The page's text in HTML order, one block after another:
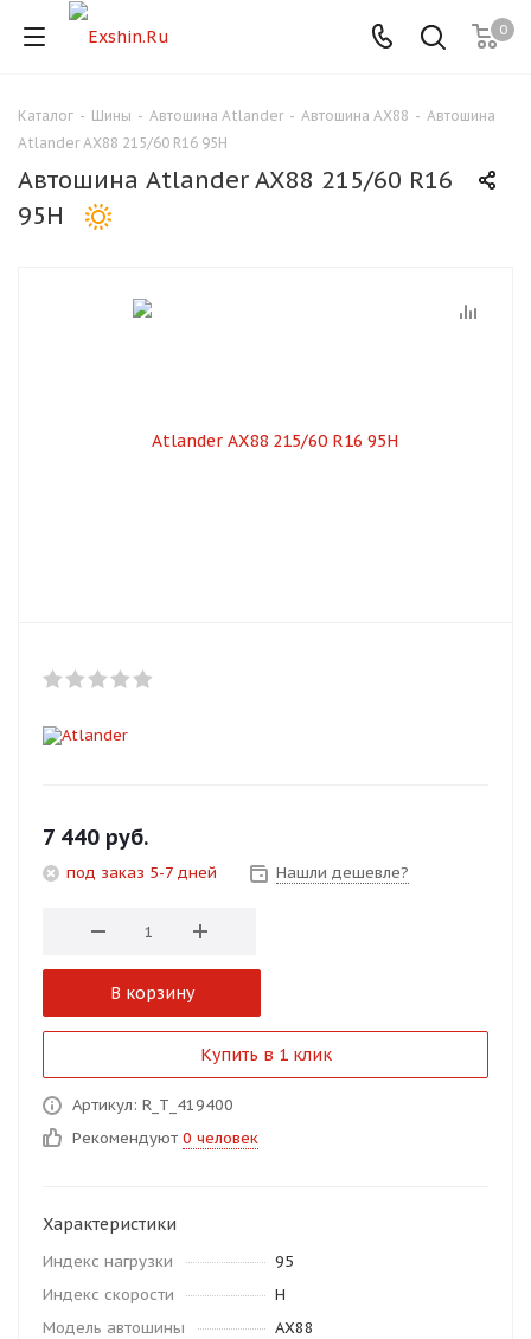
0
Каталог - Шины - Автошина Atlander - Автошина AX88 - Автошина
Atlander AX88 215/60 R16 95H
Автошина Atlander AX88 215/60 R16
95H
7 440 руб.
под заказ 5-7 дней Нашли дешевле?
В корзину
Купить в 1 клик
Артикул: R_T_419400
Рекомендуют 0 человек
Характеристики
Индекс нагрузки
95
Индекс скорости
H
Модель автошины
AX88
Для клиентов всех банков
Разбейте
оплату
Оплачивайте сегодня только
Оставшиеся
% будут
% каждые 2 недели
об оплате Плайтом
недели
plait.ru